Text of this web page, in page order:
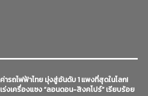
ค่ารถไฟฟ้าไทย มุ่งสู่อันดับ 1 แพงที่สุดในโลก!
เร่งเครื่องแซง “ลอนดอน-สิงคโปร์” เรียบร้อย